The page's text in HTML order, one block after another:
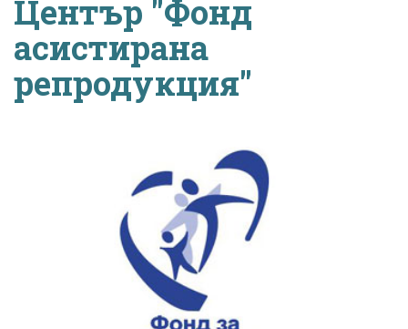
Център "Фонд
асистирана
репродукция"